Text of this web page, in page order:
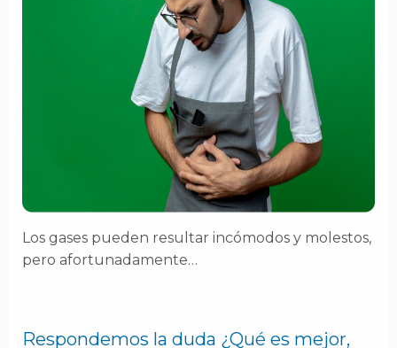
Los gases pueden resultar incómodos y molestos,
pero afortunadamente…
Respondemos la duda ¿Qué es mejor,